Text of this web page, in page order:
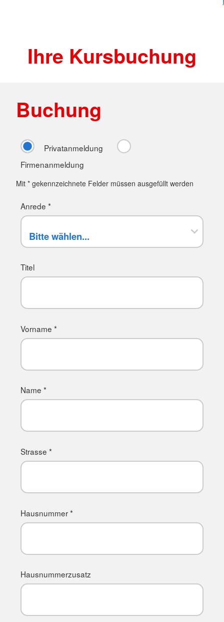
Ihre Kursbuchung
Buchung
Privatanmeldung
Firmenanmeldung
Mit * gekennzeichnete Felder müssen ausgefüllt werden
Anrede *
Titel
Vorname *
Name *
Strasse *
Hausnummer *
Hausnummerzusatz